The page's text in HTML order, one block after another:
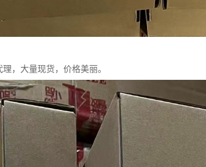
，大量现货，价格美丽。